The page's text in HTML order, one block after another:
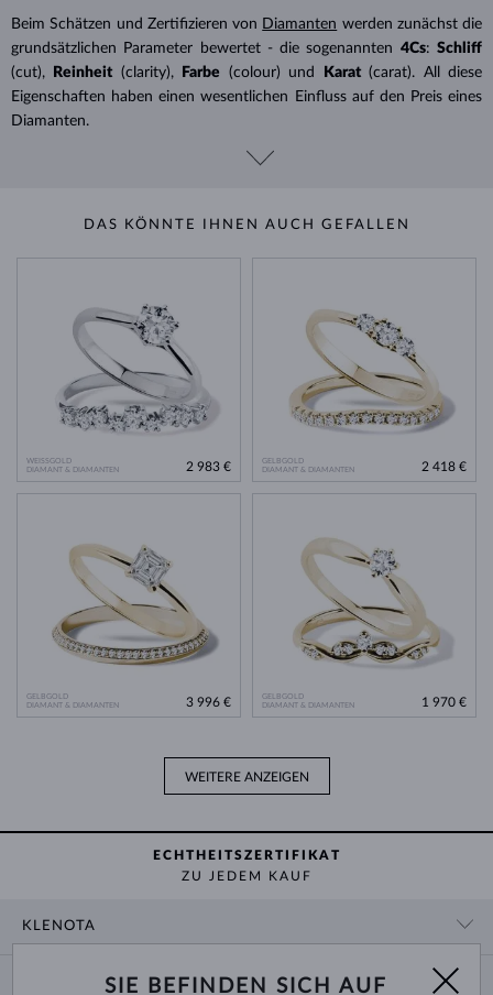
Beim Schätzen und Zertifizieren von Diamanten werden zunächst die
grundsätzlichen Parameter bewertet - die sogenannten 4Cs: Schliff
(cut),
Reinheit (clarity), Farbe (colour) und Karat (carat). All diese
Eigenschaften haben einen wesentlichen Einfluss auf den Preis eines
Diamanten.
DAS KÖNNTE IHNEN AUCH GEFALLEN
WEISSGOLD
DIAMANT & DIAMANTEN
2 983 €
GELBGOLD
DIAMANT & DIAMANTEN
2 418 €
GELBGOLD
DIAMANT & DIAMANTEN
3 996 €
GELBGOLD
DIAMANT & DIAMANTEN
1 970 €
WEITERE ANZEIGEN
ECHTHEITSZERTIFIKAT
ZU JEDEM KAUF
KLENOTA
SIE BEFINDEN SICH AUF